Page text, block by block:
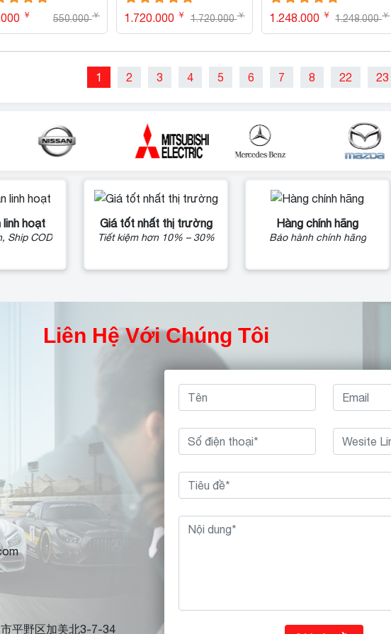
550.000￥
￥ 1.720.000￥
1.720.000 ￥ 1.248.000￥
1.248.000 ￥
1 2 3 4 5 6 7 8 22 23
linh hoạt
Ship COD
Giá tốt nhất thị trường
Tiết kiệm hơn 10% – 30%
Hàng chính hãng
Bảo hành chính hãng
Liên Hệ Với Chúng Tôi
平野区加美北3-7-34